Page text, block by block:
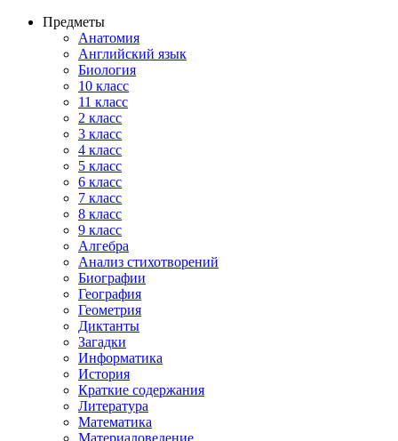
Предметы
Анатомия
Английский язык
Биология
10 класс
11 класс
2 класс
3 класс
4 класс
5 класс
6 класс
7 класс
8 класс
9 класс
Алгебра
Анализ стихотворений
Биографии
География
Геометрия
Диктанты
Загадки
Информатика
История
Краткие содержания
Литература
Математика
Материаловедение